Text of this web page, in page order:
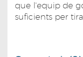
que l'equip de
suficients per